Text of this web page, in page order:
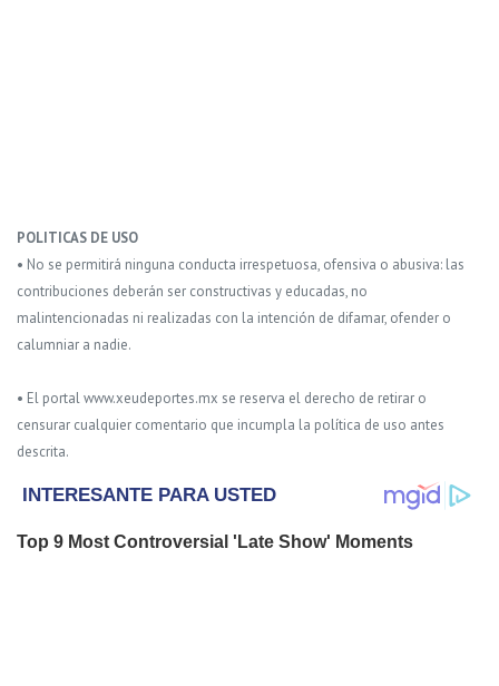
POLITICAS DE USO
• No se permitirá ninguna conducta irrespetuosa, ofensiva o abusiva: las
contribuciones deberán ser constructivas y educadas, no
malintencionadas ni realizadas con la intención de difamar, ofender o
calumniar a nadie.
• El portal www.xeudeportes.mx se reserva el derecho de retirar o
censurar cualquier comentario que incumpla la política de uso antes
descrita.